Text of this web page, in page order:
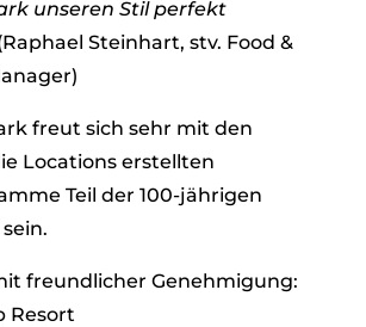
unseren Stil perfekt
Steinhart, stv. Food &
freut sich sehr mit den
Locations erstellten
Teil der 100-jährigen
freundlicher Genehmigung:
Resort